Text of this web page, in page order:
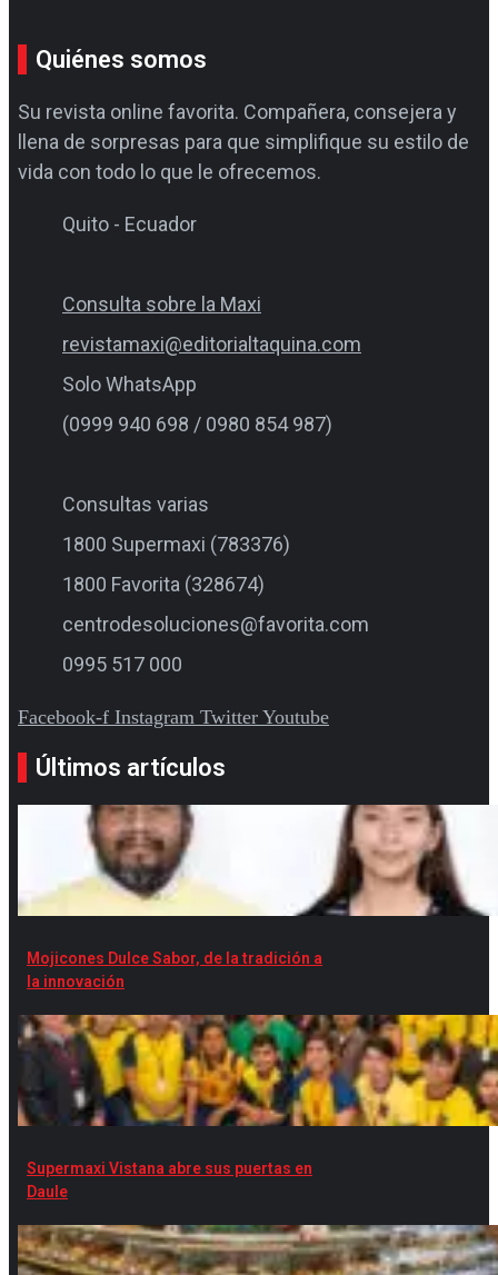
Quiénes somos
Su revista online favorita. Compañera, consejera y
llena de sorpresas para que simplifique su estilo de
vida con todo lo que le ofrecemos.
Quito - Ecuador
Consulta sobre la Maxi
revistamaxi@editorialtaquina.com
Solo WhatsApp
(0999 940 698 / 0980 854 987)
Consultas varias
1800 Supermaxi (783376)
1800 Favorita (328674)
centrodesoluciones@favorita.com
0995 517 000
Facebook-f Instagram Twitter Youtube
Últimos artículos
Mojicones Dulce Sabor, de la tradición a
la innovación
Supermaxi Vistana abre sus puertas en
Daule